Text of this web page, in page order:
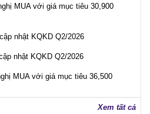
MUA với giá mục tiêu 30,900
nhật KQKD Q2/2026
nhật KQKD Q2/2026
MUA với giá mục tiêu 36,500
Xem tất cả